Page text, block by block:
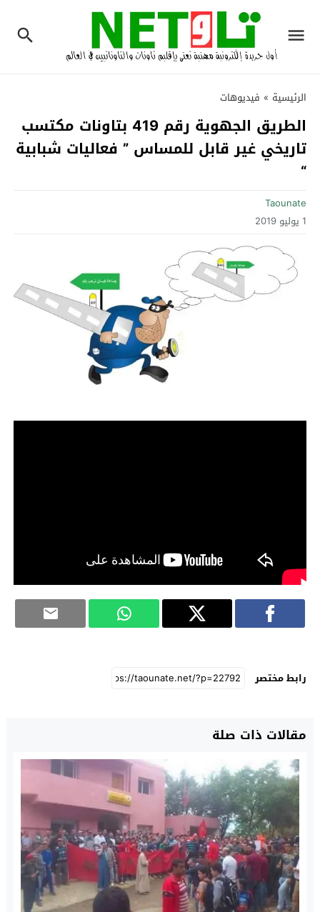
الرئيسية » فيديوهات
الطريق الجهوية رقم 419 بتاونات مكتسب
تاريخي غير قابل للمساس ” فعاليات شبابية
“
Taounate
1 يوليو 2019
رابط مختصر
مقالات ذات صلة